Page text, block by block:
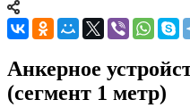
Анкерное
(сегмент 1 метр)